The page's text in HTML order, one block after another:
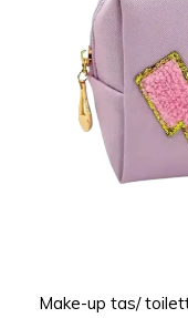
Make-up tas/